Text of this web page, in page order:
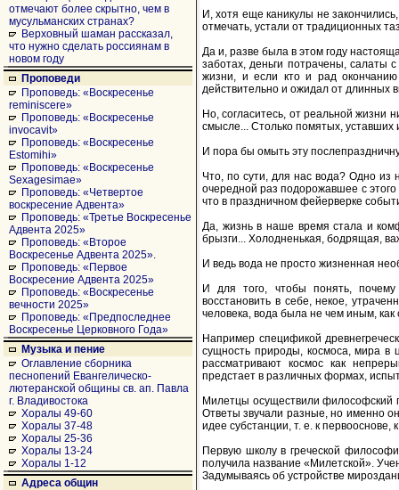
отмечают более скрытно, чем в
мусульманских странах?
Верховный шаман рассказал,
что нужно сделать россиянам в
новом году
Проповеди
Проповедь: «Воскресенье
reminiscere»
Проповедь: «Воскресенье
invocavit»
Проповедь: «Воскресенье
Estomihi»
Проповедь: «Воскресенье
Sexagesimae»
Проповедь: «Четвертое
воскресение Адвента»
Проповедь: «Третье Воскресенье
Адвента 2025»
Проповедь: «Второе
Воскресенье Адвента 2025».
Проповедь: «Первое
Воскресение Адвента 2025»
Проповедь: «Воскресенье
вечности 2025»
Проповедь: «Предпоследнее
Воскресенье Церковного Года»
Музыка и пение
Оглавление сборника
песнопений Евангелическо-
лютеранской общины св. ап. Павла
г. Владивостока
Хоралы 49-60
Хоралы 37-48
Хоралы 25-36
Хоралы 13-24
Хоралы 1-12
Адреса общин
И, хотя еще каникулы не
отмечать, устали от традиционных
Да и, разве была в этом году
заботах, деньги потрачены, салаты
жизни, и если кто и рад
действительно и ожидал от длинных
Но, согласитесь, от реальной жизни
смысле... Столько помятых, уставших
И пора бы омыть эту
Что, по сути, для нас вода? Одно из
очередной раз подорожавшее с этого
что в праздничном фейерверке
Да, жизнь в наше время стала и
брызги... Холодненькая, бодрящая,
И ведь вода не просто жизненная
И для того, чтобы понять,
восстановить в себе, некое,
человека, вода была не чем иным,
Например спецификой
сущность природы, космоса, мира в
рассматривают космос как
предстает в различных формах,
Милетцы осуществили философский
Ответы звучали разные, но именно
идее субстанции, т. е. к
Первую школу в греческой
получила название «Милетской».
Задумываясь об устройстве